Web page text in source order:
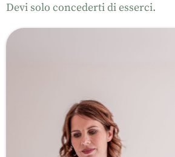
Devi solo concederti di esserci.